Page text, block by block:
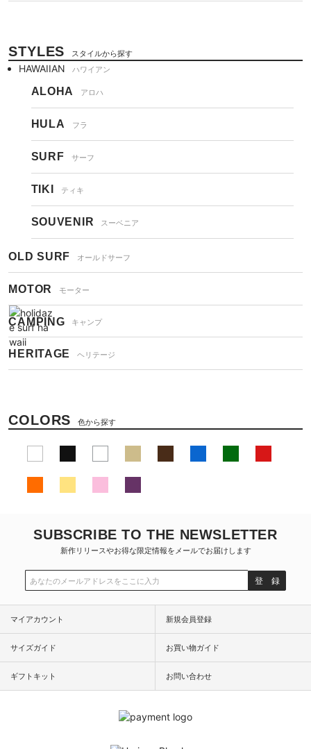
STYLES スタイルから探す
HAWAIIAN ハワイアン
ALOHA アロハ
HULA フラ
SURF サーフ
TIKI ティキ
SOUVENIR スーベニア
OLD SURF オールドサーフ
MOTOR モーター
CAMPING キャンプ
HERITAGE ヘリテージ
COLORS 色から探す
SUBSCRIBE TO THE NEWSLETTER
新作リリースやお得な限定情報をメールでお届けします
登 録
マイアカウント 新規会員登録
サイズガイド お買い物ガイド
ギフトキット お問い合わせ